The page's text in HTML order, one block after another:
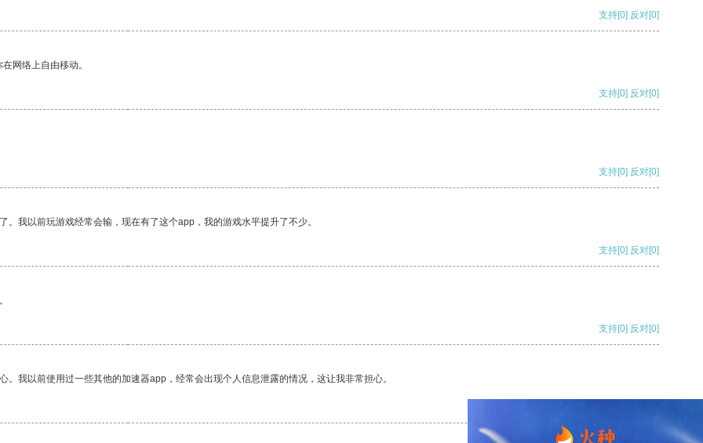
支持[0] 反对[0]
网络上自由移动。
支持[0] 反对[0]
支持[0] 反对[0]
我以前玩游戏经常会输，现在有了这个app，我的游戏水平提升了不少。
支持[0] 反对[0]
支持[0] 反对[0]
我以前使用过一些其他的加速器app，经常会出现个人信息泄露的情况，这让我非常担心。